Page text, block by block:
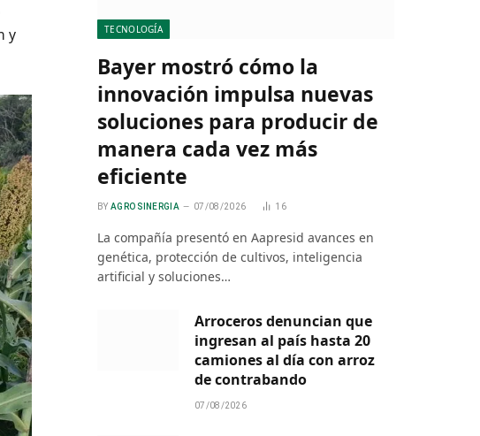
y
TECNOLOGÍA
Bayer mostró cómo la
innovación impulsa nuevas
soluciones para producir de
manera cada vez más
eficiente
BY AGRO SINERGIA 07/08/2026 16
La compañía presentó en Aapresid avances en
genética, protección de cultivos, inteligencia
artificial y soluciones…
Arroceros denuncian que
ingresan al país hasta 20
camiones al día con arroz
de contrabando
07/08/2026